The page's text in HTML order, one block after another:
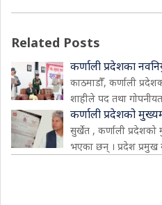
Related Posts
कर्णाली प्रदेशका
काठमाडौँ, कर्णाली
शाहीले पद तथा
कर्णाली प्रदेशको
सुर्खेत , कर्णाली प्रदेशको
भएका छन् । प्रदेश प्रमुख